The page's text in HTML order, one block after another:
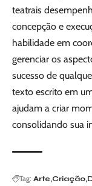
teatrais
concepção e
habilidade em
gerenciar os
sucesso de
texto escrito em
ajudam a criar
consolidando sua
Tag: Arte Criação